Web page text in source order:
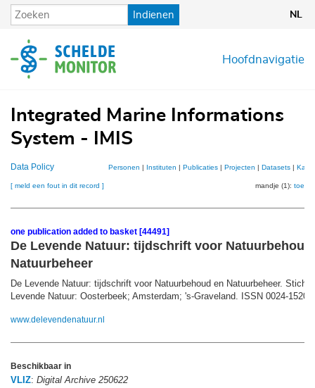
Overslaan
en
de
inhoud
Indienen NL
Hoofdnavigatie
Integrated Marine Informations
System - IMIS
Data Policy Personen | Instituten | Publicaties | Projecten | Datasets |
[ meld een fout in dit record ] mandje (1):
one publication added to basket [44491]
De Levende Natuur: tijdschrift voor Natuurbehoud
Natuurbeheer
De Levende Natuur: tijdschrift voor Natuurbehoud en Natuurbeheer.
Levende Natuur: Oosterbeek; Amsterdam; 's-Graveland. ISSN 0024-1520
www.delevendenatuur.nl
Beschikbaar in
VLIZ: Digital Archive 250622